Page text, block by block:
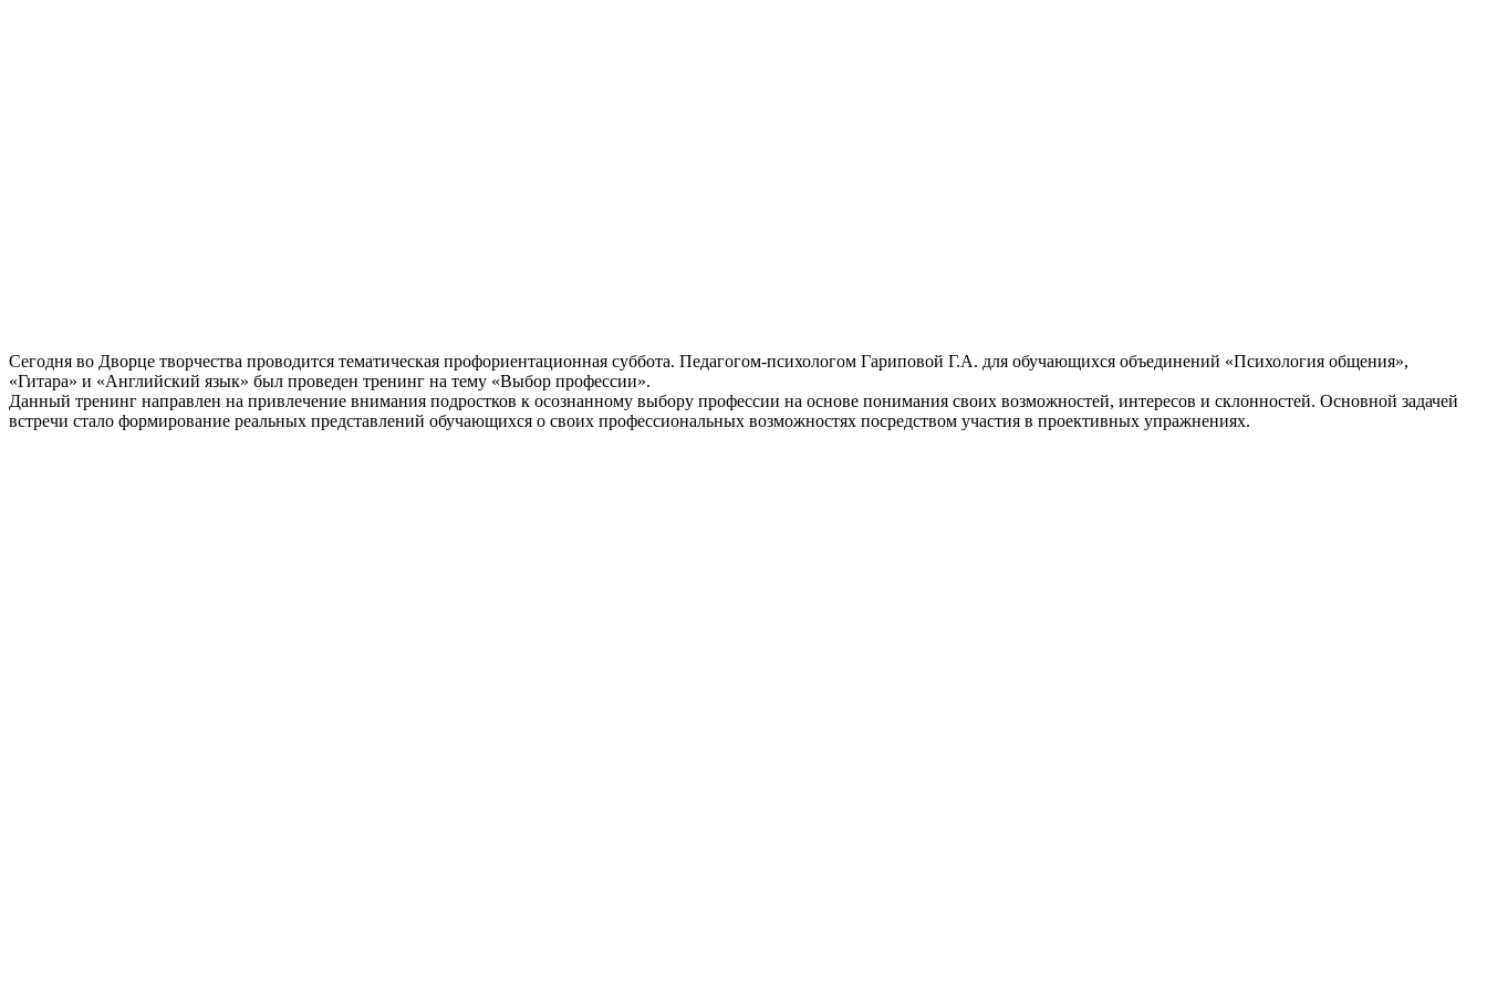
Сегодня во Дворце творчества проводится тематическая профориентационная суббота. Педагогом-психологом Гариповой Г.А. для обучающихся объединений «Психология общения»,
«Гитара» и «Английский язык» был проведен тренинг на тему «Выбор профессии».
Данный тренинг направлен на привлечение внимания подростков к осознанному выбору профессии на основе понимания своих возможностей, интересов и склонностей. Основной задачей
встречи стало формирование реальных представлений обучающихся о своих профессиональных возможностях посредством участия в проективных упражнениях.